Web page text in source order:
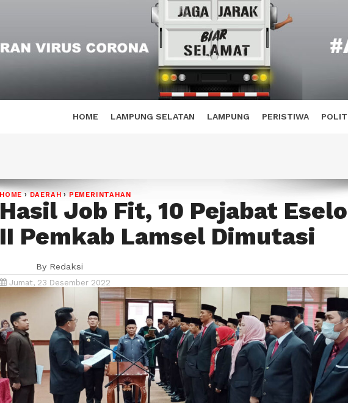
HOME LAMPUNG SELATAN LAMPUNG PERISTIWA
HOME › DAERAH › PEMERINTAHAN
Hasil Job Fit, 10 Pejabat
II Pemkab Lamsel Dimutasi
By Redaksi
Jumat, 23 Desember 2022